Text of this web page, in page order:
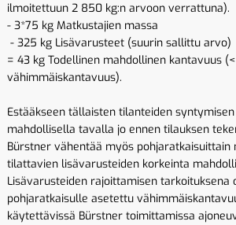
ilmoitettuun 2 850 kg:n arvoon verrattuna).
- 3*75 kg Matkustajien massa
- 325 kg Lisävarusteet (suurin sallittu arvo)
= 43 kg Todellinen mahdollinen kantavuus
vähimmäiskantavuus).
Estääkseen tällaisten tilanteiden
mahdollisella tavalla jo ennen tilauksen
Bürstner vähentää myös pohjaratkaisuittain
tilattavien lisävarusteiden korkeinta
Lisävarusteiden rajoittamisen tarkoituksena
pohjaratkaisulle asetettu
käytettävissä Bürstner toimittamissa